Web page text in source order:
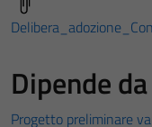
Dipende da
Progetto preliminare